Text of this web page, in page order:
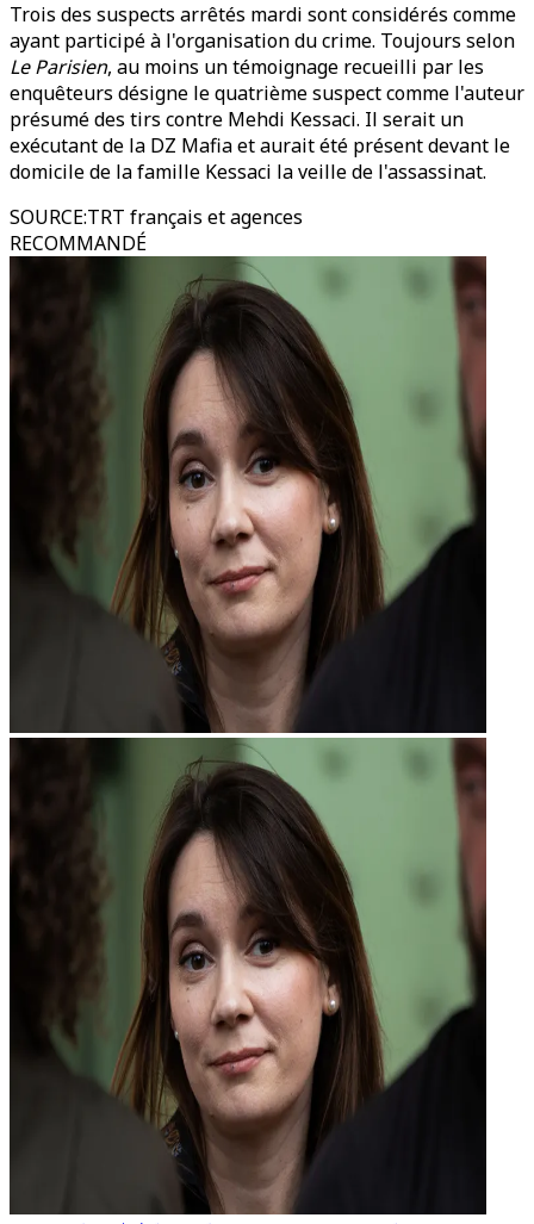
Trois des suspects arrêtés mardi sont considérés comme
ayant participé à l'organisation du crime. Toujours selon
Le Parisien, au moins un témoignage recueilli par les
enquêteurs désigne le quatrième suspect comme l'auteur
présumé des tirs contre Mehdi Kessaci. Il serait un
exécutant de la DZ Mafia et aurait été présent devant le
domicile de la famille Kessaci la veille de l'assassinat.
SOURCE:TRT français et agences
RECOMMANDÉ